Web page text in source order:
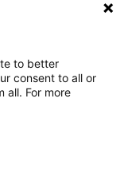
to better
consent to all or
all. For more